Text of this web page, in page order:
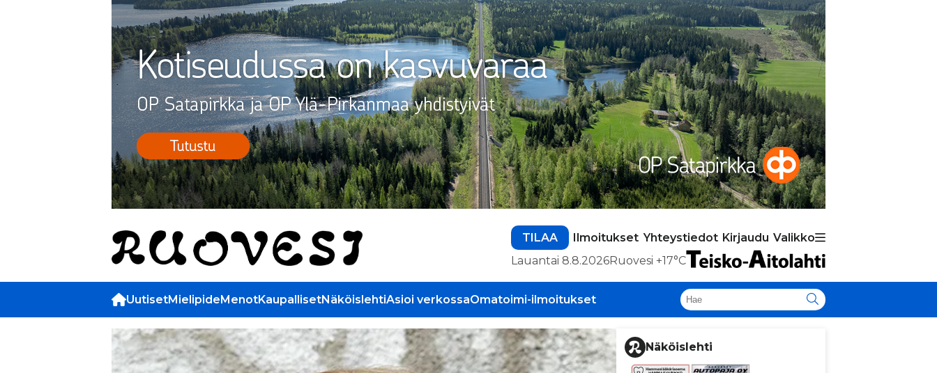
TILAA Ilmoitukset Yhteystiedot Kirjaudu Valikko
Lauantai 8.8.2026Ruovesi +17°C
UutisetMielipideMenotKaupallisetNäköislehtiAsioi verkossaOmatoimi-ilmoitukset
Näköislehti